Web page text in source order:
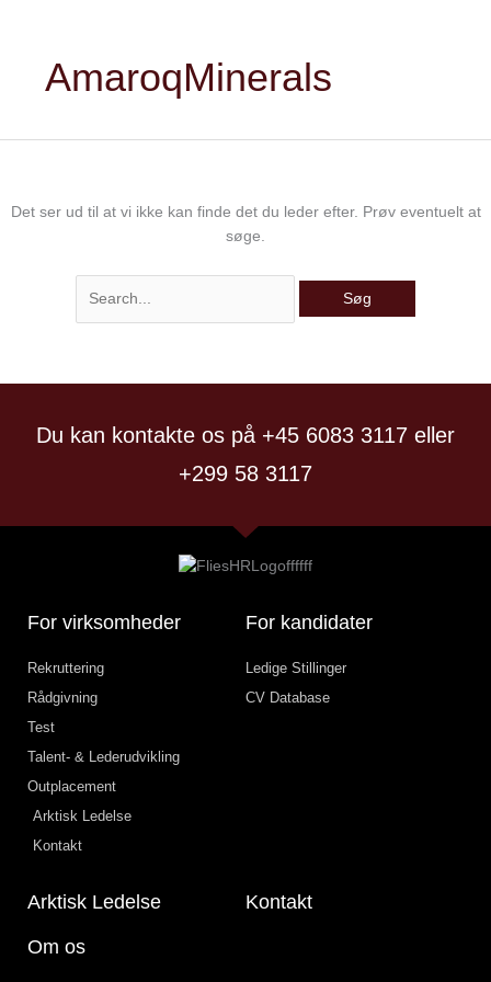
AmaroqMinerals
Det ser ud til at vi ikke kan finde det du leder efter. Prøv eventuelt at
søge.
Du kan kontakte os på +45 6083 3117 eller
+299 58 3117
For virksomheder
Rekruttering
Rådgivning
Test
Talent- & Lederudvikling
Outplacement
Arktisk Ledelse
Kontakt
For kandidater
Ledige Stillinger
CV Database
Arktisk Ledelse
Om os
Kontakt